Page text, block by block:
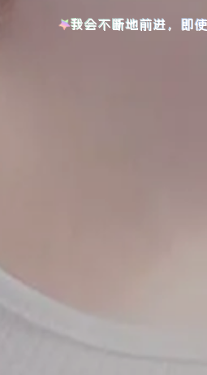
我会不断地前进，即